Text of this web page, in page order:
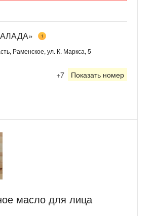
1
Раменское, ул. К. Маркса, 5
+7 Показать номер
масло для лица